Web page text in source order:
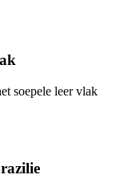
soepele leer vlak